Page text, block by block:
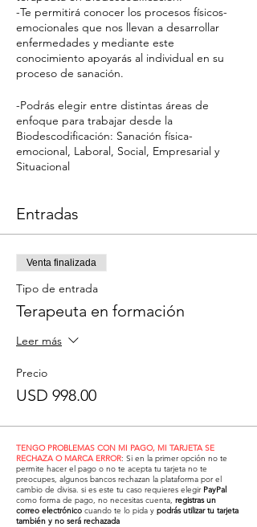
-Te permitirá conocer los procesos físicos-
emocionales que nos llevan a desarrollar
enfermedades y mediante este
conocimiento apoyarás al individual en su
proceso de sanación.
-Podrás elegir entre distintas áreas de
enfoque para trabajar desde la
Biodescodificación: Sanación física-
emocional, Laboral, Social, Empresarial y
Situacional
Entradas
Venta finalizada
Tipo de entrada
Terapeuta en formación
Leer más
Precio
USD 998.00
TENGO PROBLEMAS CON MI PAGO, MI TARJETA SE
RECHAZA O MARCA ERROR: Si en la primer opción no te
permite hacer el pago o no te acepta tu tarjeta no te
preocupes, algunos bancos rechazan la plataforma por el
cambio de divisa. si es este tu caso requieres elegir PayPal
como forma de pago, no necesitas cuenta, registras un
correo electrónico cuando te lo pida y podrás utilizar tu tarjeta
también y no será rechazada